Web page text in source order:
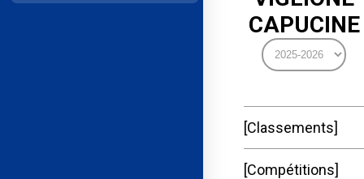
CAPUCINE
Classements
Compétitions